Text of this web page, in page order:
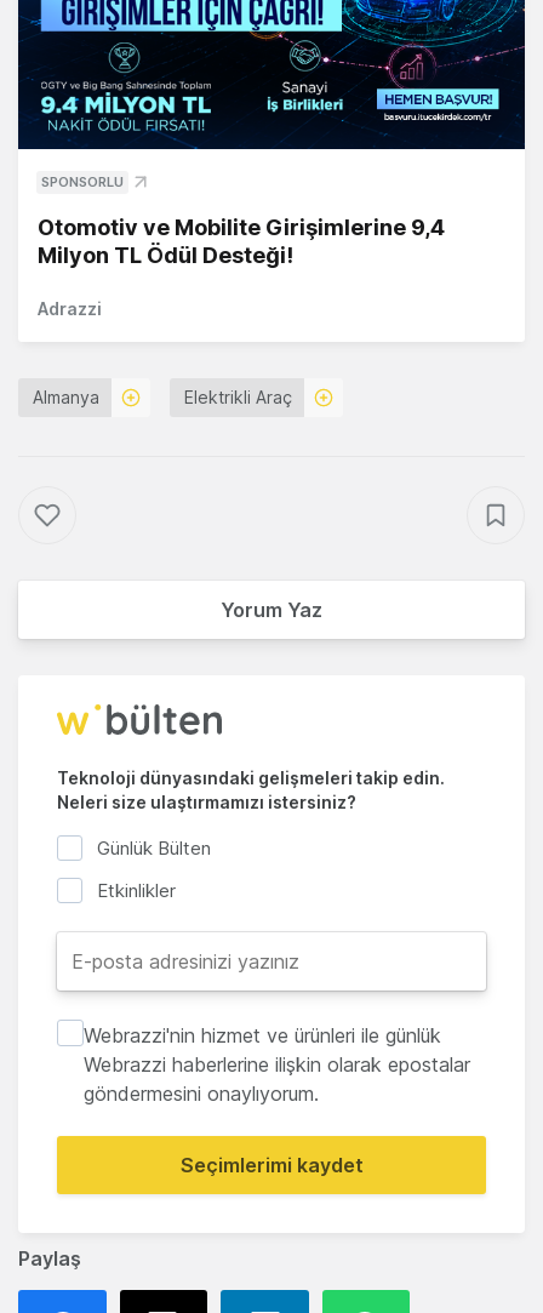
Paylaş
SPONSORLU
Otomotiv ve Mobilite Girişimlerine 9,4
Milyon TL Ödül Desteği!
Adrazzi
Almanya Elektrikli Araç
Yorum Yaz
Teknoloji dünyasındaki gelişmeleri takip edin.
Neleri size ulaştırmamızı istersiniz?
Günlük Bülten
Etkinlikler
Webrazzi'nin hizmet ve ürünleri ile günlük
Webrazzi haberlerine ilişkin olarak epostalar
göndermesini onaylıyorum.
Seçimlerimi kaydet